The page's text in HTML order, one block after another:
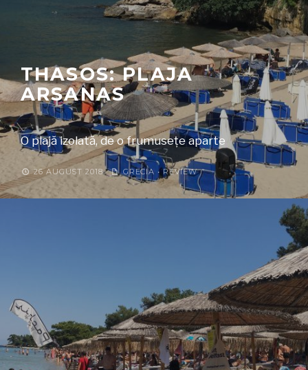
THASOS: PLAJA
ARSANAS
O plajă izolată, de o frumusețe aparte
26 AUGUST 2018 GRECIA •REVIEW